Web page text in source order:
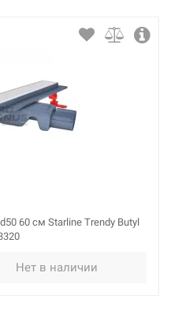
60 см Starline Trendy Butyl
Нет в наличии